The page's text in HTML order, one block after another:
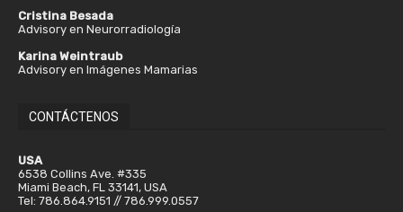
Cristina Besada
Advisory en Neurorradiología
Karina Weintraub
Advisory en Imágenes Mamarias
CONTÁCTENOS
USA
6538 Collins Ave. #335
Miami Beach, FL 33141, USA
Tel: 786.864.9151 // 786.999.0557